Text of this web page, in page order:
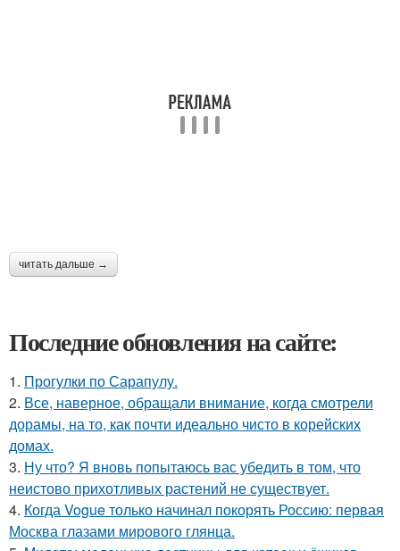
читать дальше →
Последние обновления на сайте:
1. Прогулки по Сарапулу.
2. Все, наверное, обращали внимание, когда смотрели
дорамы, на то, как почти идеально чисто в корейских
домах.
3. Ну что? Я вновь попытаюсь вас убедить в том, что
неистово прихотливых растений не существует.
4. Когда Vogue только начинал покорять Россию: первая
Москва глазами мирового глянца.